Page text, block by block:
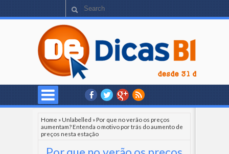
Home »Unlabelled »Por que no verão os preços
aumentam? Entenda o motivo por trás do aumento de
preços nesta estação